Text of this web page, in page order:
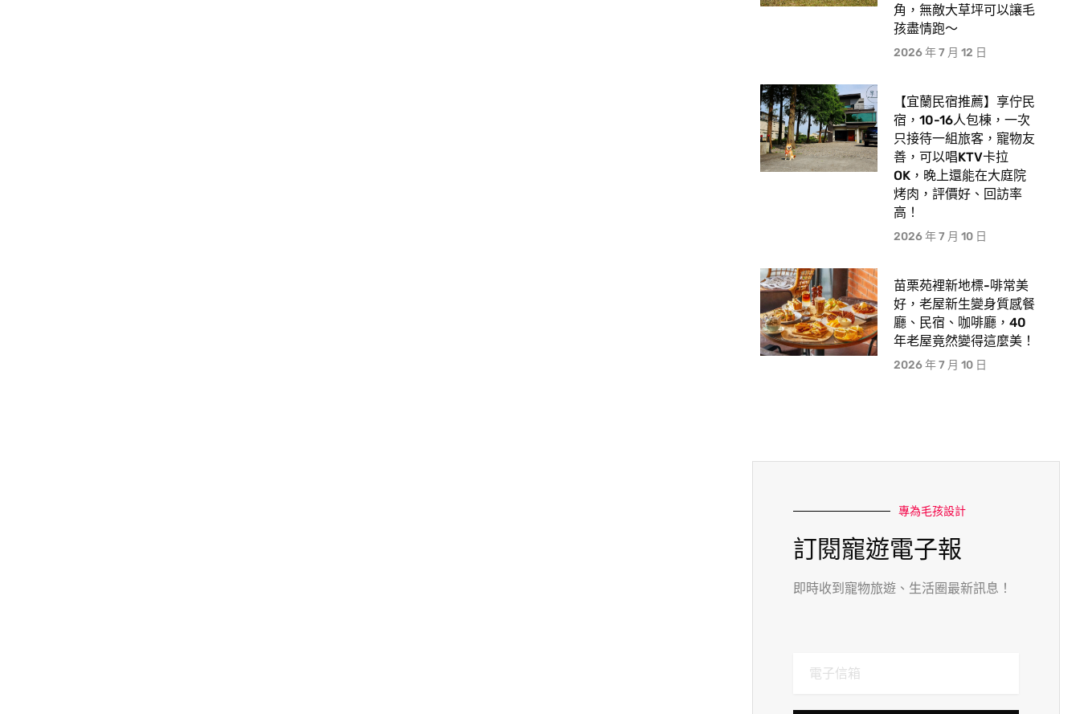
角，無敵大草坪可以讓毛
孩盡情跑〜
2026 年 7 月 12 日
【宜蘭民宿推薦】享佇民
宿，10-16人包棟，一次
只接待一組旅客，寵物友
善，可以唱KTV卡拉
OK，晚上還能在大庭院
烤肉，評價好、回訪率
高！
2026 年 7 月 10 日
苗栗苑裡新地標-啡常美
好，老屋新生變身質感餐
廳、民宿、咖啡廳，40
年老屋竟然變得這麼美！
2026 年 7 月 10 日
專為毛孩設計
訂閱寵遊電子報
即時收到寵物旅遊、生活圈最新訊息！